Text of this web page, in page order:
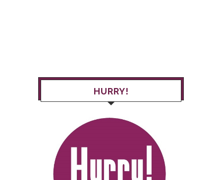
HURRY!